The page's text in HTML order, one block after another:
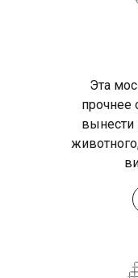
Эта
прочнее
вынести